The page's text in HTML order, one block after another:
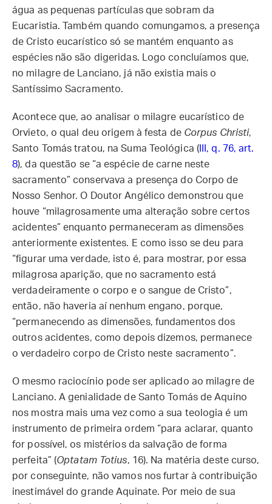
água as pequenas partículas que sobram da
Eucaristia. Também quando comungamos, a presença
de Cristo eucarístico só se mantém enquanto as
espécies não são digeridas. Logo concluíamos que,
no milagre de Lanciano, já não existia mais o
Santíssimo Sacramento.
Acontece que, ao analisar o milagre eucarístico de
Orvieto, o qual deu origem à festa de Corpus Christi,
Santo Tomás tratou, na Suma Teológica (III, q. 76, art.
8), da questão se “a espécie de carne neste
sacramento” conservava a presença do Corpo de
Nosso Senhor. O Doutor Angélico demonstrou que
houve “milagrosamente uma alteração sobre certos
acidentes” enquanto permaneceram as dimensões
anteriormente existentes. E como isso se deu para
“figurar uma verdade, isto é, para mos­trar, por essa
milagrosa aparição, que no sacra­mento está
verdadeiramente o corpo e o sangue de Cristo”,
então, não haveria aí nenhum engano, porque,
“permanecendo as dimensões, fundamentos dos
outros acidentes, como depois dizemos, permanece
o verdadeiro corpo de Cristo neste sacramento”.
O mesmo raciocínio pode ser aplicado ao milagre de
Lanciano. A genialidade de Santo Tomás de Aquino
nos mostra mais uma vez como a sua teologia é um
instrumento de primeira ordem “para aclarar, quanto
for possível, os mistérios da salvação de forma
perfeita” (Optatam Totius, 16). Na matéria deste curso,
por conseguinte, não vamos nos furtar à contribuição
inestimável do grande Aquinate. Por meio de sua